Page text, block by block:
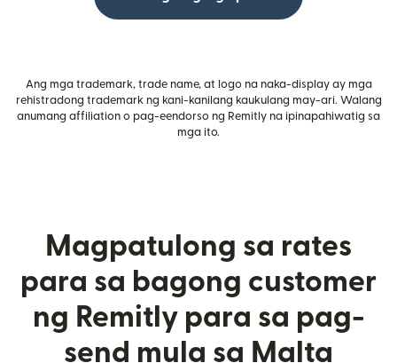
Ang mga trademark, trade name, at logo na naka-display ay mga
rehistradong trademark ng kani-kanilang kaukulang may-ari. Walang
anumang affiliation o pag-eendorso ng Remitly na ipinapahiwatig sa
mga ito.
Magpatulong sa rates
para sa bagong customer
ng Remitly para sa pag-
send mula sa Malta